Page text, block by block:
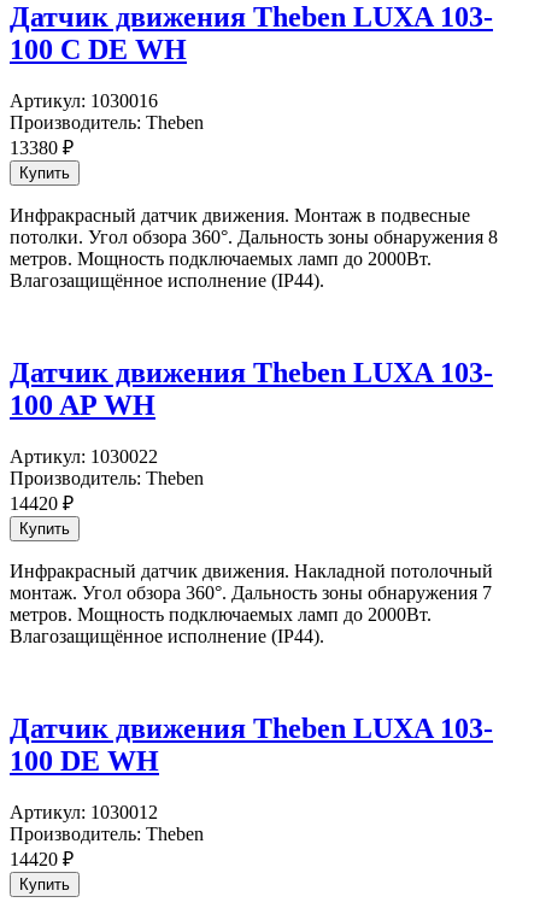
Датчик движения Theben LUXA 103-
100 C DE WH
Артикул: 1030016
Производитель: Theben
13380 ₽
Инфракрасный датчик движения. Монтаж в подвесные
потолки. Угол обзора 360°. Дальность зоны обнаружения 8
метров. Мощность подключаемых ламп до 2000Вт.
Влагозащищённое исполнение (IP44).
Датчик движения Theben LUXA 103-
100 AP WH
Артикул: 1030022
Производитель: Theben
14420 ₽
Инфракрасный датчик движения. Накладной потолочный
монтаж. Угол обзора 360°. Дальность зоны обнаружения 7
метров. Мощность подключаемых ламп до 2000Вт.
Влагозащищённое исполнение (IP44).
Датчик движения Theben LUXA 103-
100 DE WH
Артикул: 1030012
Производитель: Theben
14420 ₽